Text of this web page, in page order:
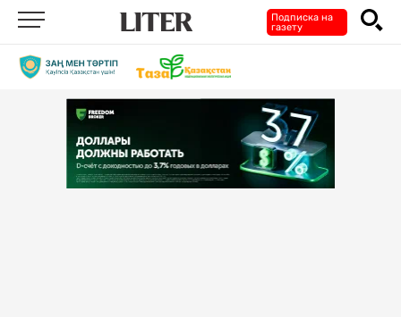
Подписка на
газету